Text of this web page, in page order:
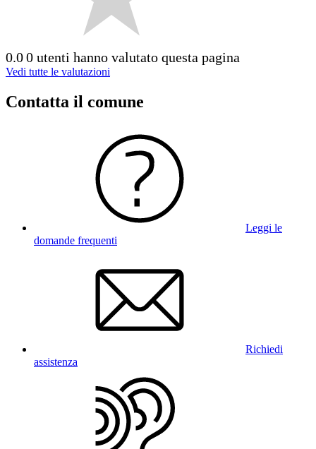
0.00 utenti hanno valutato questa pagina
Vedi tutte le valutazioni
Contatta il comune
Leggi le
domande frequenti
Richiedi
assistenza